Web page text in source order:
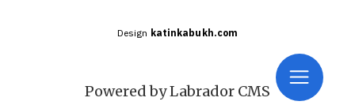
Design katinkabukh.com
Powered by Labrador CMS